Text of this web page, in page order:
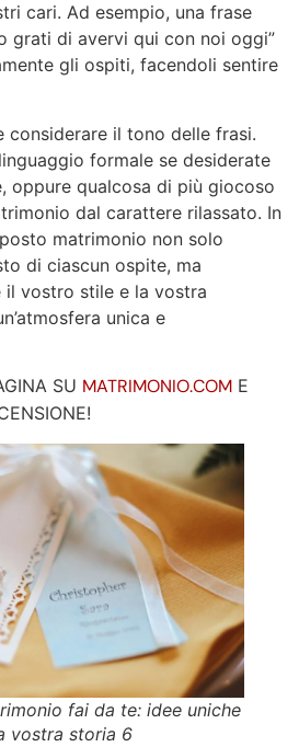
cari. Ad esempio, una frase
grati di avervi qui con noi oggi”
gli ospiti, facendoli sentire
considerare il tono delle frasi.
formale se desiderate
oppure qualcosa di più giocoso
dal carattere rilassato. In
matrimonio non solo
di ciascun ospite, ma
il vostro stile e la vostra
unica e
SU MATRIMONIO.COM E
fai da te: idee uniche
vostra storia 6